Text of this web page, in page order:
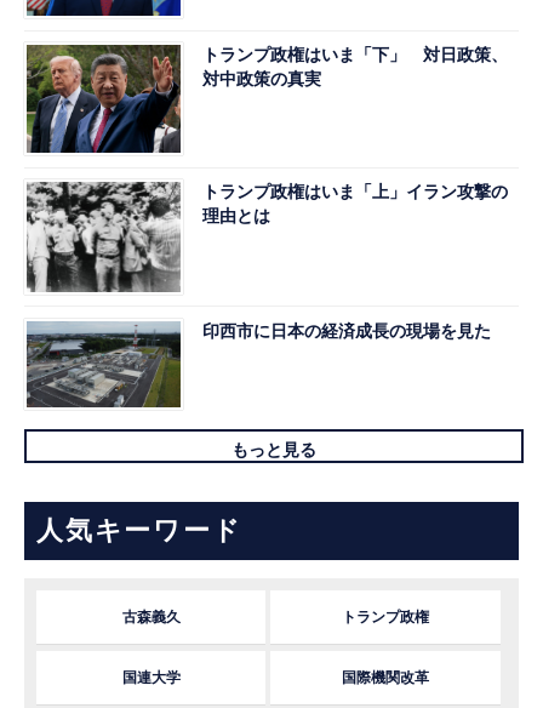
トランプ政権はいま「下」 対日政策、
対中政策の真実
トランプ政権はいま「上」イラン攻撃の
理由とは
印西市に日本の経済成長の現場を見た
もっと見る
人気キーワード
古森義久 トランプ政権
国連大学 国際機関改革